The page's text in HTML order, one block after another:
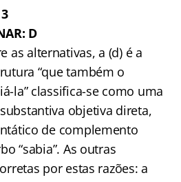
D
as alternativas, a (d) é a
“que também o
la” classifica-se como uma
objetiva direta,
de complemento
“sabia”. As outras
por estas razões: a